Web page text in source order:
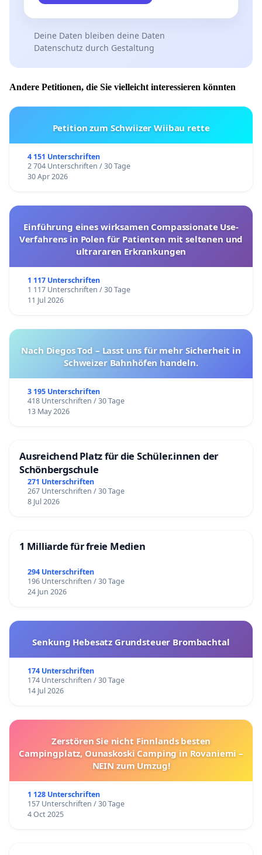
Deine Daten bleiben deine Daten
Datenschutz durch Gestaltung
Andere Petitionen, die Sie vielleicht interessieren könnten
Petition zum Schwiizer Wiibau rette
4 151 Unterschriften
2 704 Unterschriften / 30 Tage
30 Apr 2026
Einführung eines wirksamen Compassionate Use-
Verfahrens in Polen für Patienten mit seltenen und
ultrararen Erkrankungen
1 117 Unterschriften
1 117 Unterschriften / 30 Tage
11 Jul 2026
Nach Diegos Tod – Lasst uns für mehr Sicherheit in
Schweizer Bahnhöfen handeln.
3 195 Unterschriften
418 Unterschriften / 30 Tage
13 May 2026
Ausreichend Platz für die Schüler.innen der
Schönbergschule
271 Unterschriften
267 Unterschriften / 30 Tage
8 Jul 2026
1 Milliarde für freie Medien
294 Unterschriften
196 Unterschriften / 30 Tage
24 Jun 2026
Senkung Hebesatz Grundsteuer Brombachtal
174 Unterschriften
174 Unterschriften / 30 Tage
14 Jul 2026
Zerstören Sie nicht Finnlands besten
Campingplatz, Ounaskoski Camping in Rovaniemi –
NEIN zum Umzug!
1 128 Unterschriften
157 Unterschriften / 30 Tage
4 Oct 2025